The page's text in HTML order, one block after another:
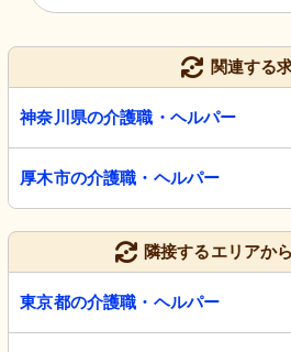
関連する
神奈川県の介護職・ヘルパー
厚木市の介護職・ヘルパー
隣接するエリアか
東京都の介護職・ヘルパー